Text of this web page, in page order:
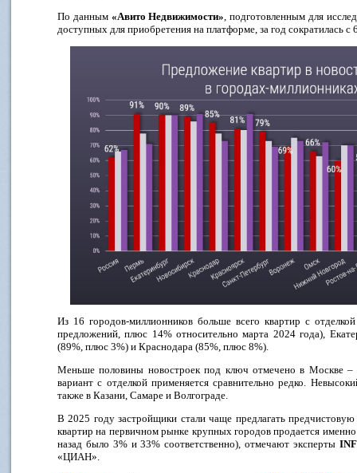
По данным «Авито Недвижимости», подготовленным для
доступных для приобретения на платформе, за год сократилась с
Из 16 городов-миллионников больше всего квартир с
предложений, плюс 14% относительно марта 2024 года),
(89%, плюс 3%) и Краснодара (85%, плюс 8%).
Меньше половины новостроек под ключ отмечено в Москве –
вариант с отделкой применяется сравнительно редко.
также в Казани, Самаре и Волгограде.
В 2025 году застройщики стали чаще предлагать
квартир на первичном рынке крупных городов продается
назад было 3% и 33% соответственно), отмечают эксперты
«ЦИАН».